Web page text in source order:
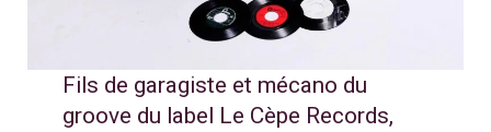
Fils de garagiste et mécano du
groove du label Le Cèpe Records,